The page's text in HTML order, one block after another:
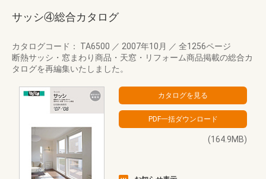
サッシ④総合カタログ
カタログコード： TA6500 ／ 2007年10月 ／ 全1256ページ
断熱サッシ・窓まわり商品・天窓・リフォーム商品掲載の総合カ
タログを再編集いたしました。
(164.9MB)